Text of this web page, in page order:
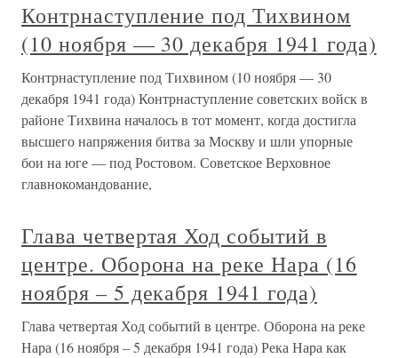
Контрнаступление под Тихвином
(10 ноября — 30 декабря 1941 года)
Контрнаступление под Тихвином (10 ноября — 30
декабря 1941 года) Контрнаступление советских войск в
районе Тихвина началось в тот момент, когда достигла
высшего напряжения битва за Москву и шли упорные
бои на юге — под Ростовом. Советское Верховное
главнокомандование,
Глава четвертая Ход событий в
центре. Оборона на реке Нара (16
ноября – 5 декабря 1941 года)
Глава четвертая Ход событий в центре. Оборона на реке
Нара (16 ноября – 5 декабря 1941 года) Река Нара как